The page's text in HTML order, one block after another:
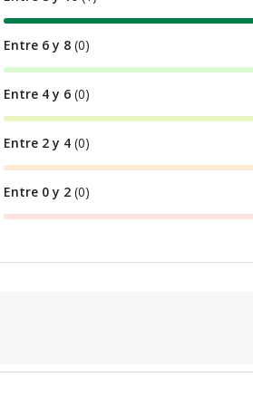
Entre 6 y 8 (0)
Entre 4 y 6 (0)
Entre 2 y 4 (0)
Entre 0 y 2 (0)